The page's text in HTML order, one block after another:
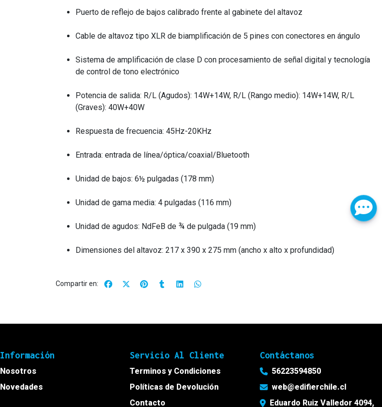
Puerto de reflejo de bajos calibrado frente al gabinete del altavoz
Cable de altavoz tipo XLR de biamplificación de 5 pines con conectores en ángulo
Sistema de amplificación de clase D con procesamiento de señal digital y tecnología
de control de tono electrónico
Potencia de salida: R/L (Agudos): 14W+14W, R/L (Rango medio): 14W+14W, R/L
(Graves): 40W+40W
Respuesta de frecuencia: 45Hz-20KHz
Entrada: entrada de línea/óptica/coaxial/Bluetooth
Unidad de bajos: 6½ pulgadas (178 mm)
Unidad de gama media: 4 pulgadas (116 mm)
Unidad de agudos: NdFeB de ¾ de pulgada (19 mm)
Dimensiones del altavoz: 217 x 390 x 275 mm (ancho x alto x profundidad)
Compartir en:
Información
Nosotros
Novedades
Servicio Al Cliente
Terminos y Condiciones
Políticas de Devolución
Contacto
Contáctanos
56223594850
web@edifierchile.cl
Eduardo Ruiz Valledor 4094,